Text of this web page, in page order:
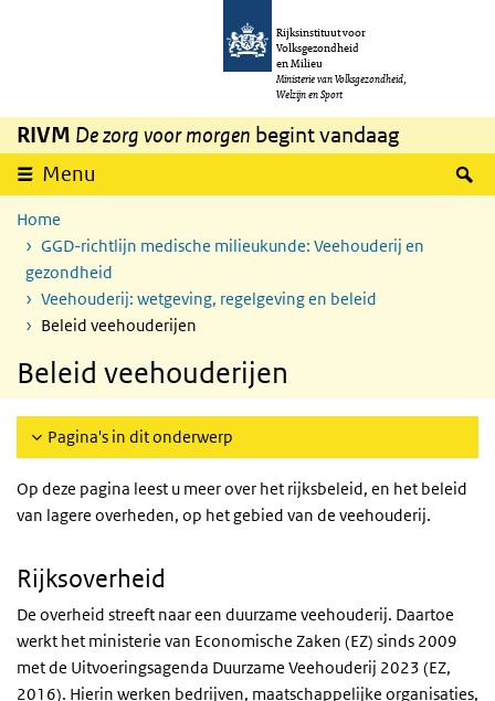
Overslaan en naar de inhoud gaan
Rijksinstituut voor
Volksgezondheid
en Milieu
Ministerie van Volksgezondheid,
Welzijn en Sport
RIVM De zorg voor morgen begint vandaag
Menu
Home
GGD-richtlijn medische milieukunde: Veehouderij en
gezondheid
Veehouderij: wetgeving, regelgeving en beleid
Beleid veehouderijen
Beleid veehouderijen
Pagina's in dit onderwerp
Op deze pagina leest u meer over het rijksbeleid, en het beleid
van lagere overheden, op het gebied van de veehouderij.
Rijksoverheid
De overheid streeft naar een duurzame veehouderij. Daartoe
werkt het ministerie van Economische Zaken (EZ) sinds 2009
met de Uitvoeringsagenda Duurzame Veehouderij 2023 (EZ,
2016). Hierin werken bedrijven, maatschappelijke organisaties,